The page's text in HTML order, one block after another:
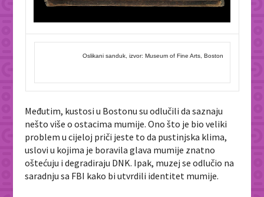
Oslikani sanduk, izvor: Museum of Fine Arts, Boston
Međutim, kustosi u Bostonu su odlučili da saznaju
nešto više o ostacima mumije. Ono što je bio veliki
problem u cijeloj priči jeste to da pustinjska klima,
uslovi u kojima je boravila glava mumije znatno
oštećuju i degradiraju DNK. Ipak, muzej se odlučio na
saradnju sa FBI kako bi utvrdili identitet mumije.